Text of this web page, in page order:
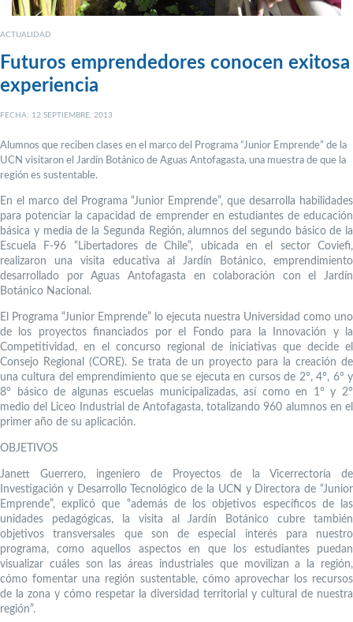
ACTUALIDAD
Futuros emprendedores conocen exitosa
experiencia
FECHA: 12 SEPTIEMBRE, 2013
Alumnos que reciben clases en el marco del Programa “Junior Emprende” de la
UCN visitaron el Jardín Botánico de Aguas Antofagasta, una muestra de que la
región es sustentable.
En el marco del Programa “Junior Emprende”, que desarrolla habilidades
para potenciar la capacidad de emprender en estudiantes de educación
básica y media de la Segunda Región, alumnos del segundo básico de la
Escuela F-96 “Libertadores de Chile”, ubicada en el sector Coviefi,
realizaron una visita educativa al Jardín Botánico, emprendimiento
desarrollado por Aguas Antofagasta en colaboración con el Jardín
Botánico Nacional.
El Programa “Junior Emprende” lo ejecuta nuestra Universidad como uno
de los proyectos financiados por el Fondo para la Innovación y la
Competitividad, en el concurso regional de iniciativas que decide el
Consejo Regional (CORE). Se trata de un proyecto para la creación de
una cultura del emprendimiento que se ejecuta en cursos de 2°, 4°, 6° y
8° básico de algunas escuelas municipalizadas, así como en 1° y 2°
medio del Liceo Industrial de Antofagasta, totalizando 960 alumnos en el
primer año de su aplicación.
OBJETIVOS
Janett Guerrero, ingeniero de Proyectos de la Vicerrectoría de
Investigación y Desarrollo Tecnológico de la UCN y Directora de “Junior
Emprende”, explicó que “además de los objetivos específicos de las
unidades pedagógicas, la visita al Jardín Botánico cubre también
objetivos transversales que son de especial interés para nuestro
programa, como aquellos aspectos en que los estudiantes puedan
visualizar cuáles son las áreas industriales que movilizan a la región,
cómo fomentar una región sustentable, cómo aprovechar los recursos
de la zona y cómo respetar la diversidad territorial y cultural de nuestra
región”.